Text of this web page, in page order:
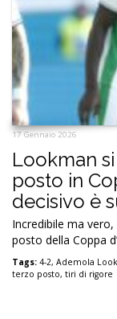
17 Gennaio 2026
Lookman
posto in
decisivo è
Incredibile ma
posto della Coppa
Tags: 4-2, Ademola
terzo posto, tiri di rigore